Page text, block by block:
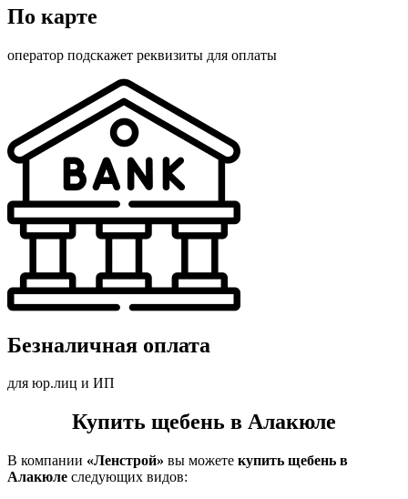
По карте
оператор подскажет реквизиты для оплаты
Безналичная оплата
для юр.лиц и ИП
Купить щебень в Алакюле
В компании «Ленстрой» вы можете купить щебень в
Алакюле следующих видов: